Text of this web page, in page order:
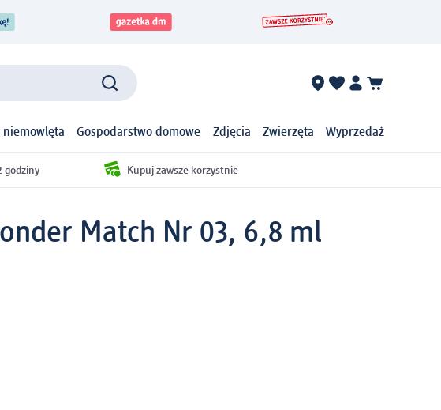
niemowlęta Gospodarstwo domowe Zdjęcia Zwierzęta Wyprzedaż
godziny Kupuj zawsze korzystnie
Match Nr 03, 6,8 ml